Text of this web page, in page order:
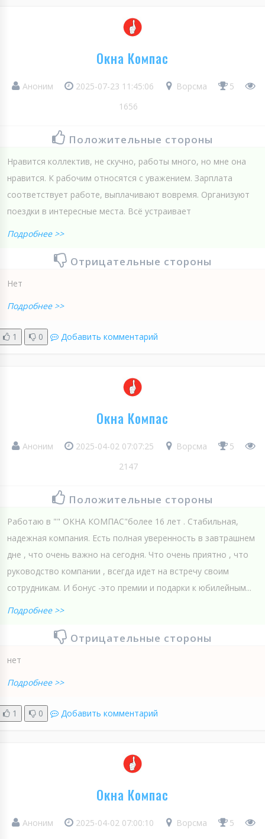
Окна Компас
Аноним 2025-07-23 11:45:06 Ворсма
5
1656
Положительные стороны
Нравится коллектив, не скучно, работы много, но мне она
нравится. К рабочим относятся с уважением. Зарплата
соответствует работе, выплачивают вовремя. Организуют
поездки в интересные места. Всё устраивает
Подробнее >>
Отрицательные стороны
Нет
Подробнее >>
1 0 Добавить комментарий
Окна Компас
Аноним 2025-04-02 07:07:25 Ворсма
5
2147
Положительные стороны
Работаю в "" ОКНА КОМПАС"более 16 лет . Стабильная,
надежная компания. Есть полная уверенность в завтрашнем
дне , что очень важно на сегодня. Что очень приятно , что
руководство компании , всегда идет на встречу своим
сотрудникам. И бонус -это премии и подарки к юбилейным...
Подробнее >>
Отрицательные стороны
нет
Подробнее >>
1 0 Добавить комментарий
Окна Компас
Аноним 2025-04-02 07:00:10 Ворсма
5